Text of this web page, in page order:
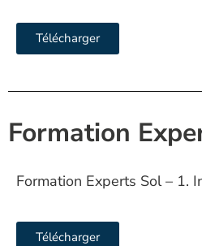
Télécharger
Formation
Formation Experts Sol – 1.
Télécharger